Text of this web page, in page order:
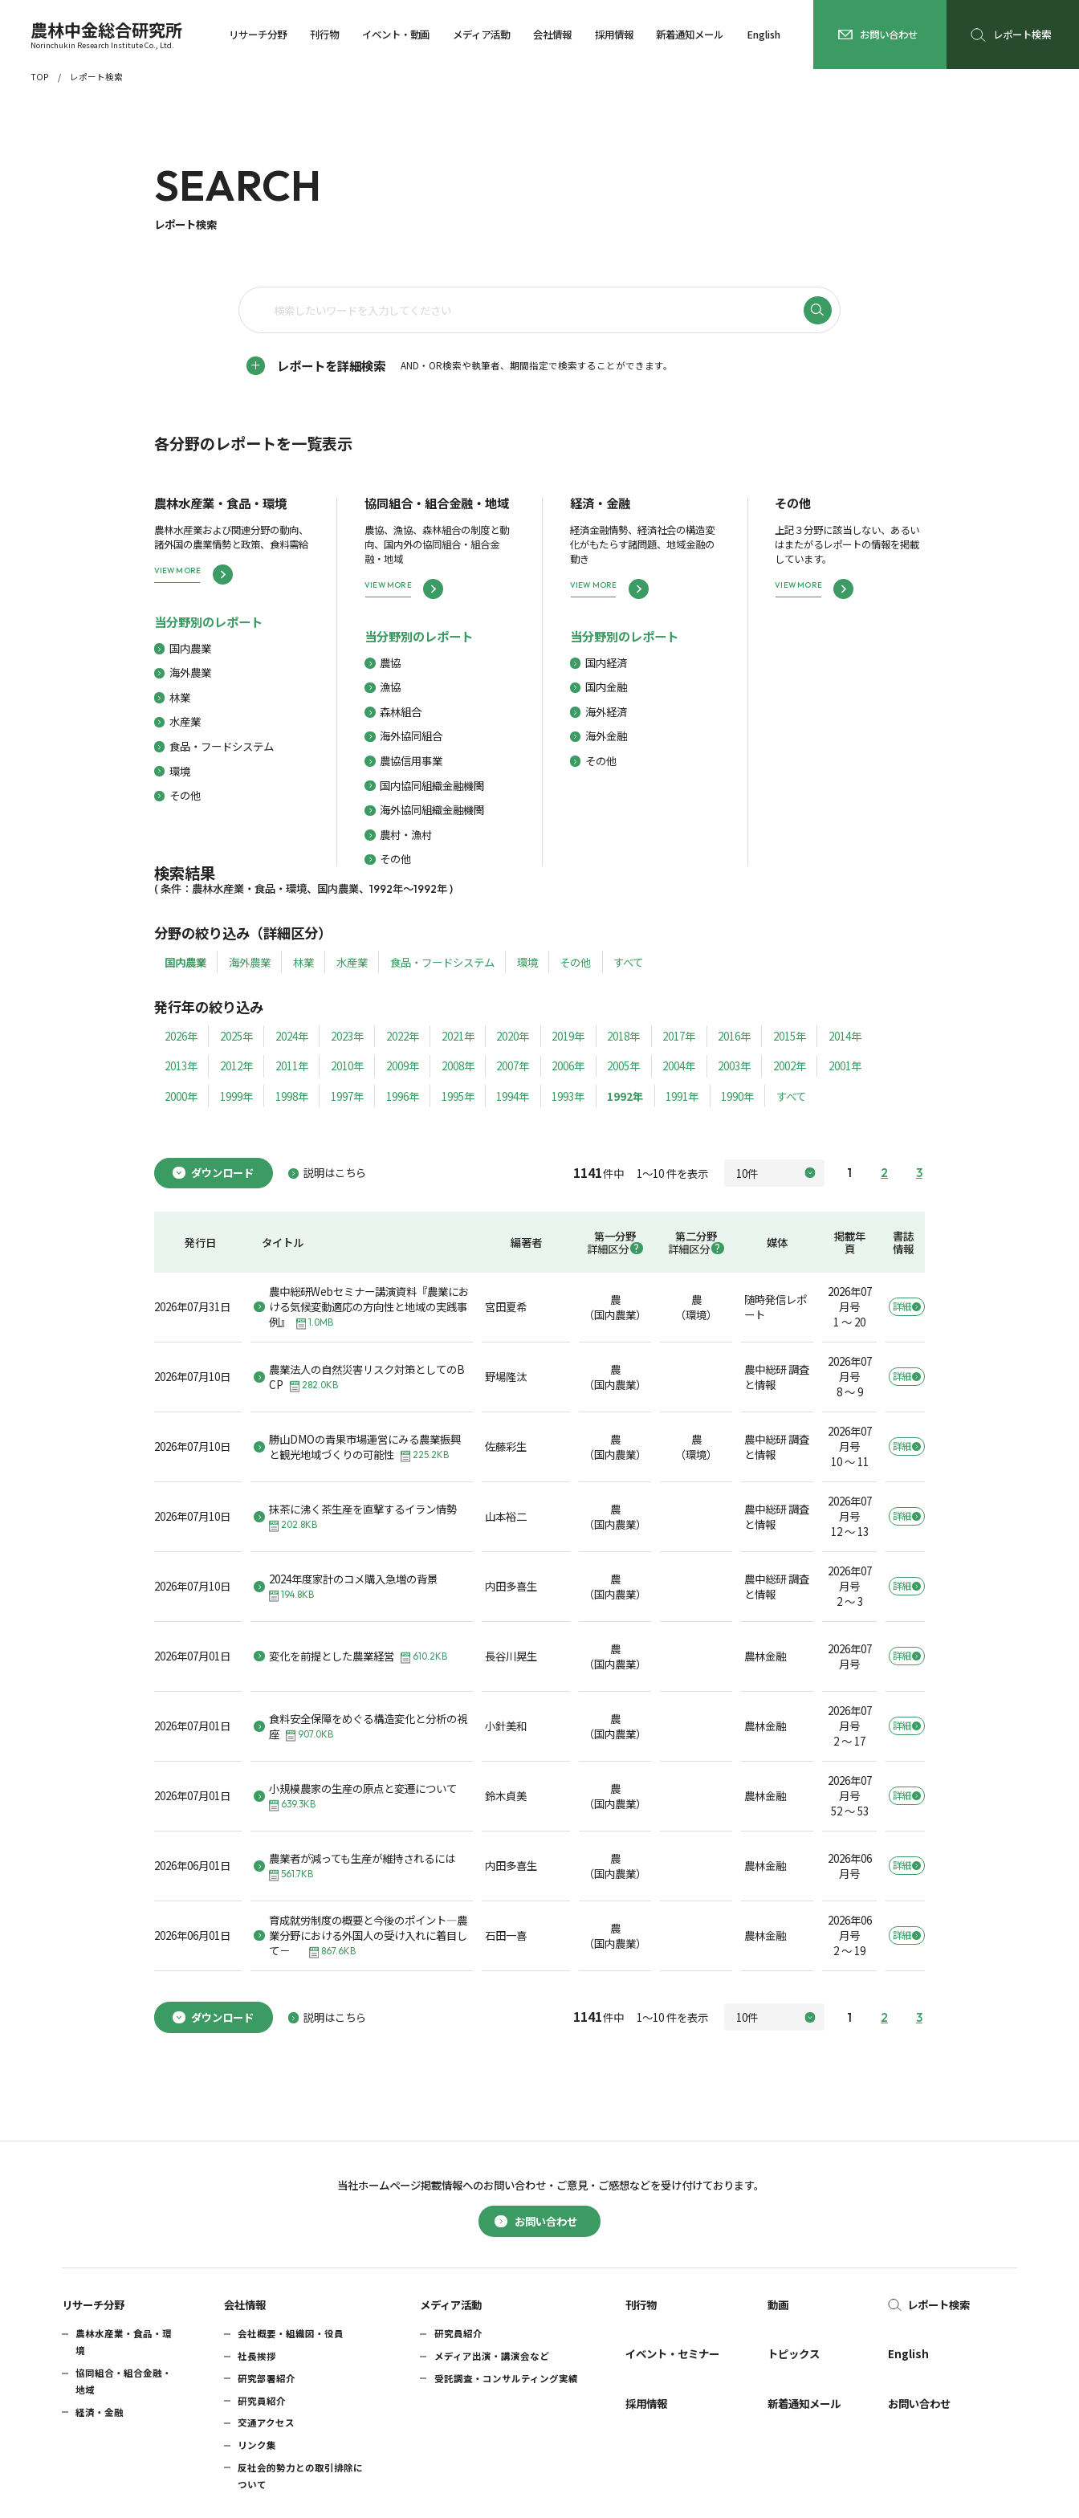
農林中金総合研究所
Norinchukin Research Institute Co., Ltd.
リサーチ分野 刊行物 イベント・動画 メディア活動 会社情報 採用情報 新着通知メール English お問い合わせ レポート検索
TOP レポート検索
SEARCH
レポート検索
レポートを詳細検索 AND・OR検索や執筆者、期間指定で検索することができます。
各分野のレポートを一覧表示
農林水産業・食品・環境
農林水産業および関連分野の動向、
諸外国の農業情勢と政策、食料需給
VIEW MORE
当分野別のレポート
国内農業
海外農業
林業
水産業
食品・フードシステム
環境
その他
協同組合・組合金融・地域
農協、漁協、森林組合の制度と動
向、国内外の協同組合・組合金
融・地域
VIEW MORE
当分野別のレポート
農協
漁協
森林組合
海外協同組合
農協信用事業
国内協同組織金融機関
海外協同組織金融機関
農村・漁村
その他
経済・金融
経済金融情勢、経済社会の構造変
化がもたらす諸問題、地域金融の
動き
VIEW MORE
当分野別のレポート
国内経済
国内金融
海外経済
海外金融
その他
その他
上記３分野に該当しない、あるい
はまたがるレポートの情報を掲載
しています。
VIEW MORE
検索結果
( 条件：農林水産業・食品・環境、国内農業、1992年～1992年 )
分野の絞り込み（詳細区分）
国内農業 海外農業 林業 水産業 食品・フードシステム 環境 その他 すべて
発行年の絞り込み
2026年 2025年 2024年 2023年 2022年 2021年 2020年 2019年 2018年 2017年 2016年 2015年
2014年
2013年
2012年 2011年 2010年 2009年 2008年 2007年 2006年 2005年 2004年 2003年 2002年
2001年
2000年
1999年 1998年 1997年 1996年 1995年 1994年 1993年 1992年 1991年 1990年 すべて
ダウンロード 説明はこちら 1141件中 1～10 件を表示 1 2 3
発行日 タイトル 編著者
第一分野
詳細区分
第二分野
詳細区分
媒体
掲載年
頁
書誌
情報
2026年07月31日
農中総研Webセミナー講演資料『農業にお
ける気候変動適応の方向性と地域の実践事
例』
1.0MB
宮田夏希
農
（国内農業）
農
（環境）
随時発信レポ
ート
2026年07
月号
1 ～ 20
詳細
2026年07月10日
農業法人の自然災害リスク対策としてのB
CP
282.0KB
野場隆汰
農
（国内農業）
農中総研 調査
と情報
2026年07
月号
8 ～ 9
詳細
2026年07月10日
勝山DMOの青果市場運営にみる農業振興
と観光地域づくりの可能性
225.2KB
佐藤彩生
農
（国内農業）
農
（環境）
農中総研 調査
と情報
2026年07
月号
10 ～ 11
詳細
2026年07月10日 抹茶に沸く茶生産を直撃するイラン情勢
202.8KB
山本裕二
農
（国内農業）
農中総研 調査
と情報
2026年07
月号
12 ～ 13
詳細
2026年07月10日 2024年度家計のコメ購入急増の背景
194.8KB
内田多喜生
農
（国内農業）
農中総研 調査
と情報
2026年07
月号
2 ～ 3
詳細
2026年07月01日 変化を前提とした農業経営 610.2KB 長谷川晃生
農
（国内農業）
農林金融
2026年07
月号
詳細
2026年07月01日
食料安全保障をめぐる構造変化と分析の視
座
907.0KB
小針美和
農
（国内農業）
農林金融
2026年07
月号
2 ～ 17
詳細
2026年07月01日 小規模農家の生産の原点と変遷について
639.3KB
鈴木貞美
農
（国内農業）
農林金融
2026年07
月号
52 ～ 53
詳細
2026年06月01日 農業者が減っても生産が維持されるには
561.7KB
内田多喜生
農
（国内農業）
農林金融
2026年06
月号
詳細
2026年06月01日
育成就労制度の概要と今後のポイント―農
業分野における外国人の受け入れに着目し
て－
867.6KB
石田一喜
農
（国内農業）
農林金融
2026年06
月号
2 ～ 19
詳細
ダウンロード 説明はこちら 1141件中 1～10 件を表示 1 2 3
お問い合わせ
当社ホームページ掲載情報へのお問い合わせ・ ご意見・ご感想などを受け付けております。
リサーチ分野
農林水産業・食品・環
境
協同組合・組合金融・
地域
経済・金融
会社情報
会社概要・組織図・役員
社長挨拶
研究部署紹介
研究員紹介
交通アクセス
リンク集
反社会的勢力との取引排除に
ついて
メディア活動
研究員紹介
メディア出演・講演会など
受託調査・コンサルティング実績
刊行物
イベント・セミナー
採用情報
動画
トピックス
新着通知メール
レポート検索
English
お問い合わせ